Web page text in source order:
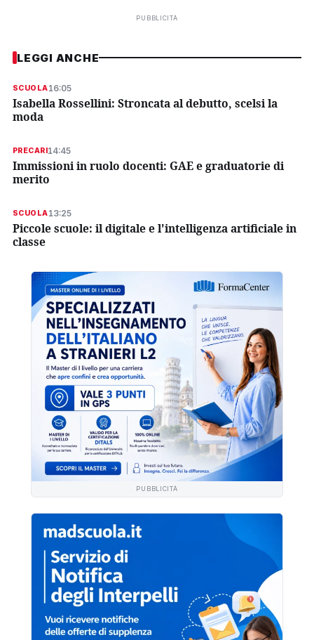
PUBBLICITÀ
LEGGI ANCHE
SCUOLA16:05
Isabella Rossellini: Stroncata al debutto, scelsi la
moda
PRECARI14:45
Immissioni in ruolo docenti: GAE e graduatorie di
merito
SCUOLA13:25
Piccole scuole: il digitale e l'intelligenza artificiale in
classe
PUBBLICITÀ